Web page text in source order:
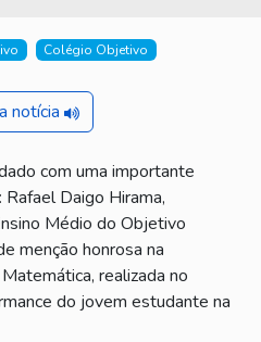
Colégio Objetivo
notícia
com uma importante
Daigo Hirama,
Médio do Objetivo
menção honrosa na
realizada no
do jovem estudante na